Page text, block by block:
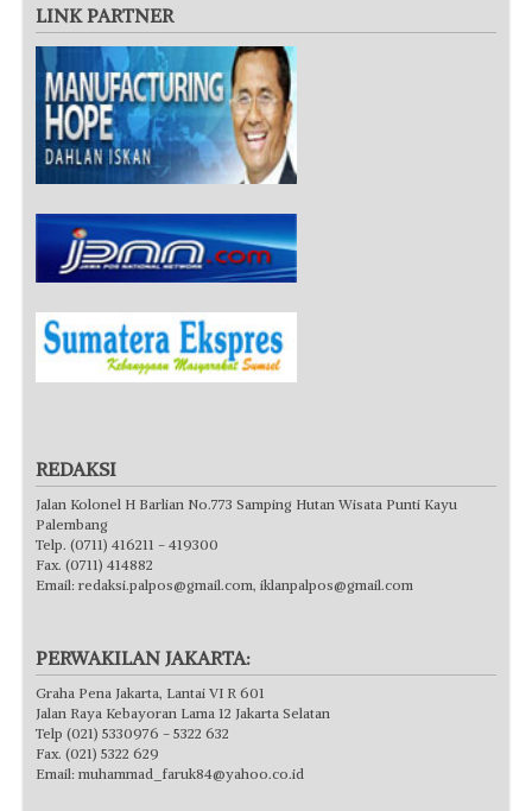
LINK PARTNER
REDAKSI
Jalan Kolonel H Barlian No.773 Samping Hutan Wisata Punti Kayu
Palembang
Telp. (0711) 416211 - 419300
Fax. (0711) 414882
Email: redaksi.palpos@gmail.com, iklanpalpos@gmail.com
PERWAKILAN JAKARTA:
Graha Pena Jakarta, Lantai VI R 601
Jalan Raya Kebayoran Lama 12 Jakarta Selatan
Telp (021) 5330976 - 5322 632
Fax. (021) 5322 629
Email: muhammad_faruk84@yahoo.co.id